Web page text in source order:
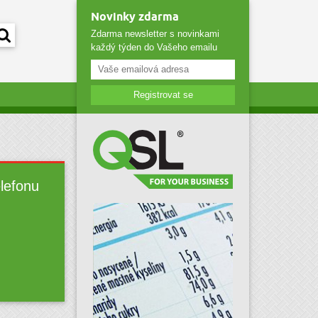
Novinky zdarma
Zdarma newsletter s novinkami
každý týden do Vašeho emailu
Registrovat se